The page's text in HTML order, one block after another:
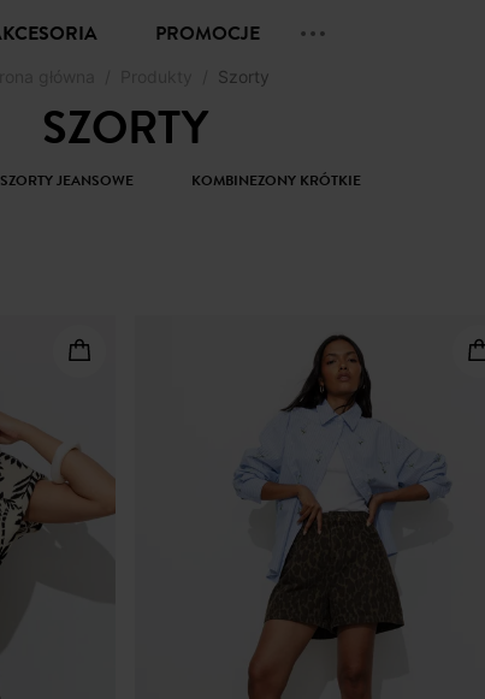
AKCESORIA PROMOCJE
Szorty
SZORTY
SZORTY JEANSOWE KOMBINEZONY KRÓTKIE